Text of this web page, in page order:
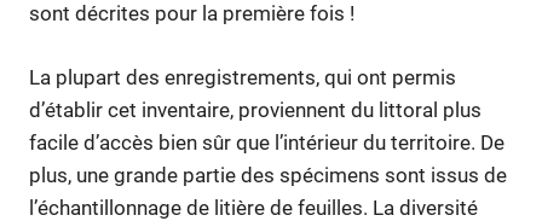
sont décrites pour la première fois !
La plupart des enregistrements, qui ont permis
d’établir cet inventaire, proviennent du littoral plus
facile d’accès bien sûr que l’intérieur du territoire. De
plus, une grande partie des spécimens sont issus de
l’échantillonnage de litière de feuilles. La diversité